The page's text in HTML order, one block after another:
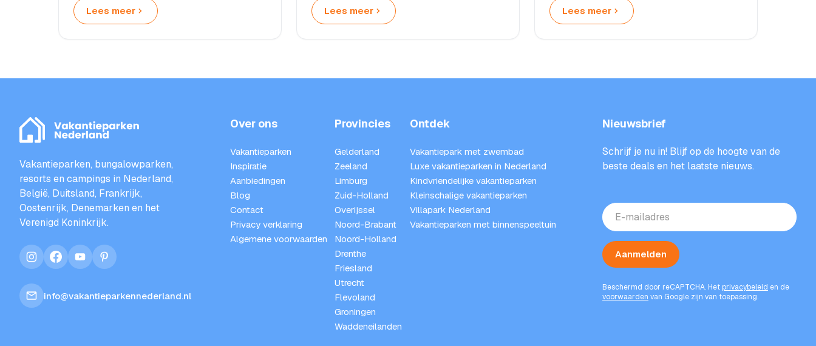
Lees meer Lees meer Lees meer
Vakantieparken, bungalowparken,
resorts en campings in Nederland,
België, Duitsland, Frankrijk,
Oostenrijk, Denemarken en het
Verenigd Koninkrijk.
instagramfacebookyoutubepinterest
info@vakantieparkennederland.nl
Over ons
Vakantieparken
Inspiratie
Aanbiedingen
Blog
Contact
Privacy verklaring
Algemene voorwaarden
Provincies
Gelderland
Zeeland
Limburg
Zuid-Holland
Overijssel
Noord-Brabant
Noord-Holland
Drenthe
Friesland
Utrecht
Flevoland
Groningen
Waddeneilanden
Ontdek
Vakantiepark met zwembad
Luxe vakantieparken in Nederland
Kindvriendelijke vakantieparken
Kleinschalige vakantieparken
Villapark Nederland
Vakantieparken met binnenspeeltuin
Nieuwsbrief
Schrijf je nu in! Blijf op de hoogte van de
beste deals en het laatste nieuws.
E-
mailadres
Aanmelden
Beschermd door reCAPTCHA. Het privacybeleid en de
voorwaarden van Google zijn van toepassing.